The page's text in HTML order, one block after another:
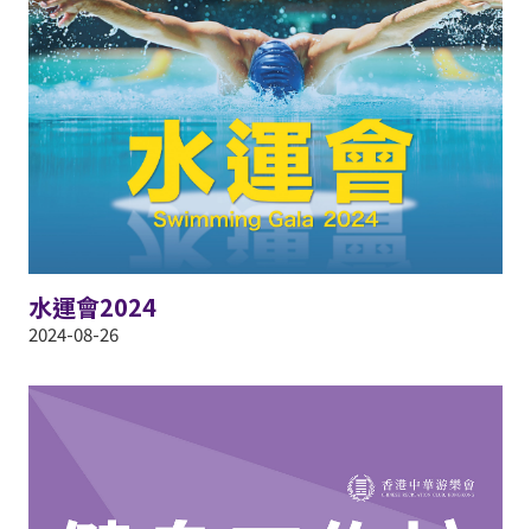
水運會2024
2024-08-26